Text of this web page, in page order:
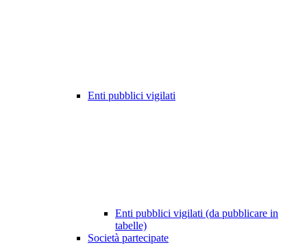
Enti pubblici vigilati
Enti pubblici vigilati (da pubblicare in
tabelle)
Società partecipate